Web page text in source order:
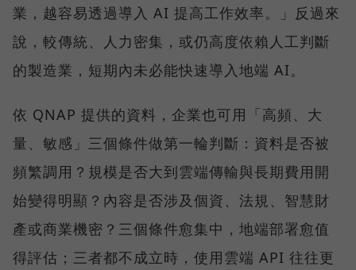
業，越容易透過導入 AI 提高工作效率。」反過來
說，較傳統、人力密集，或仍高度依賴人工判斷
的製造業，短期內未必能快速導入地端 AI。
依 QNAP 提供的資料，企業也可用「高頻、大
量、敏感」三個條件做第一輪判斷：資料是否被
頻繁調用？規模是否大到雲端傳輸與長期費用開
始變得明顯？內容是否涉及個資、法規、智慧財
產或商業機密？三個條件愈集中，地端部署愈值
得評估；三者都不成立時，使用雲端 API 往往更